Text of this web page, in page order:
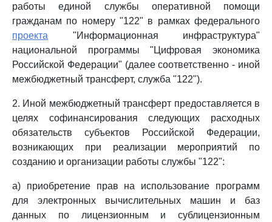
работы единой службы оперативной помощи
гражданам по номеру "122" в рамках федерального
проекта "Информационная инфраструктура"
национальной программы "Цифровая экономика
Российской Федерации" (далее соответственно - иной
межбюджетный трансферт, служба "122").
2. Иной межбюджетный трансферт предоставляется в
целях софинансирования следующих расходных
обязательств субъектов Российской Федерации,
возникающих при реализации мероприятий по
созданию и организации работы службы "122":
а) приобретение прав на использование программ
для электронных вычислительных машин и баз
данных по лицензионным и сублицензионным